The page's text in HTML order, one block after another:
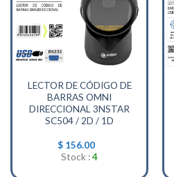
LECTOR DE CÓDIGO DE
BARRAS OMNI
DIRECCIONAL 3NSTAR
SC504 / 2D / 1D
$156.00
Stock :4